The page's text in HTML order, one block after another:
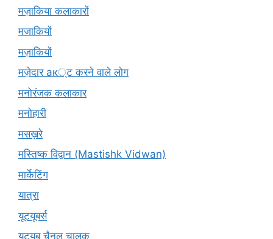
मज़ाकिया कलाकारों
मजाकियों
मज़ाकियों
मज़ेदार ак्ट करने वाले लोग
मनोरंजक कलाकार
मनोहारी
मसख़रे
मस्तिष्क विद्वान (Mastishk Vidwan)
मार्केटिंग
यात्रा
यूटयूबर्स
यूट्यूब चैनल चालक